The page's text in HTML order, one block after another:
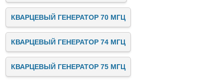
КВАРЦЕВЫЙ ГЕНЕРАТОР 70 МГЦ
КВАРЦЕВЫЙ ГЕНЕРАТОР 74 МГЦ
КВАРЦЕВЫЙ ГЕНЕРАТОР 75 МГЦ